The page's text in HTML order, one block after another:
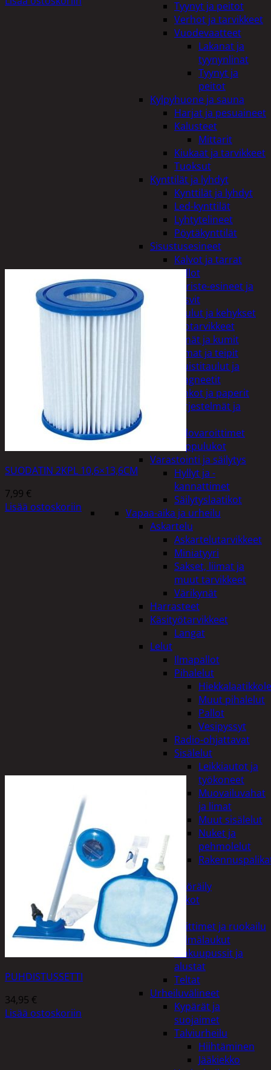
Tyynyt ja peitot
Verhot ja tarvikkeet
Vuodevaatteet
Lakanat ja
tyynynlinat
Tyynyt ja
peitot
Kylpyhuone ja sauna
Harjat ja pesuaineet
Kalusteet
Mittarit
Kiukaat ja tarvikkeet
Tuoksut
Kynttilät ja lyhdyt
Kynttilät ja lyhdyt
Led-kynttilät
Lyhtytelineet
Pöytäkynttilät
Sisustusesineet
Kalvot ja tarrat
Kellot
Koriste-esineet ja
kasvit
Taulut ja kehykset
Toimistotarvikkeet
Kynät ja kumit
Liimat ja teipit
Muistitaulut ja
magneetit
Vihkot ja paperit
Turvajärjestelmät ja
Palovaroittimet
Riippulukot
Varastointi ja säilytys
Hyllyt ja -
kannattimet
Säilytyslaatikot
Vapaa-aika ja urheilu
Askartelu
Askartelutarvikkeet
Miniatyyri
Sakset, liimat ja
muut tarvikkeet
Värikynät
Harrasteet
Käsityötarvikkeet
Langat
Lelut
Ilmapallot
Pihalelut
Muut pihalelut
Pallot
Vesipyssyt
Radio-ohjattavat
Sisälelut
Leikkiautot ja
työkoneet
Muovailuvahat
ja limat
Muut sisälelut
Nuket ja
pehmolelut
Pelit
Polkupyöräily
Lukot
Retkeily
Keittimet ja ruokailu
Kylmälaukut
Makuupussit ja
alustat
Teltat
Urheiluvälineet
Kypärät ja
suojaimet
Talviurheilu
Hiihtäminen
Jääkiekko
SUODATIN 2KPL 10,6×13,6CM
7,99 €
Lisää ostoskoriin
PUHDISTUSSETTI
34,95 €
Lisää ostoskoriin